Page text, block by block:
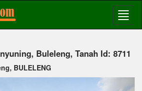
Buleleng, Tanah Id: 8711
BULELENG